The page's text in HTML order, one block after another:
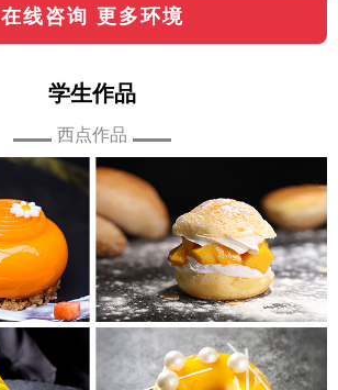
在线咨询 更多环境
学生作品
西点作品